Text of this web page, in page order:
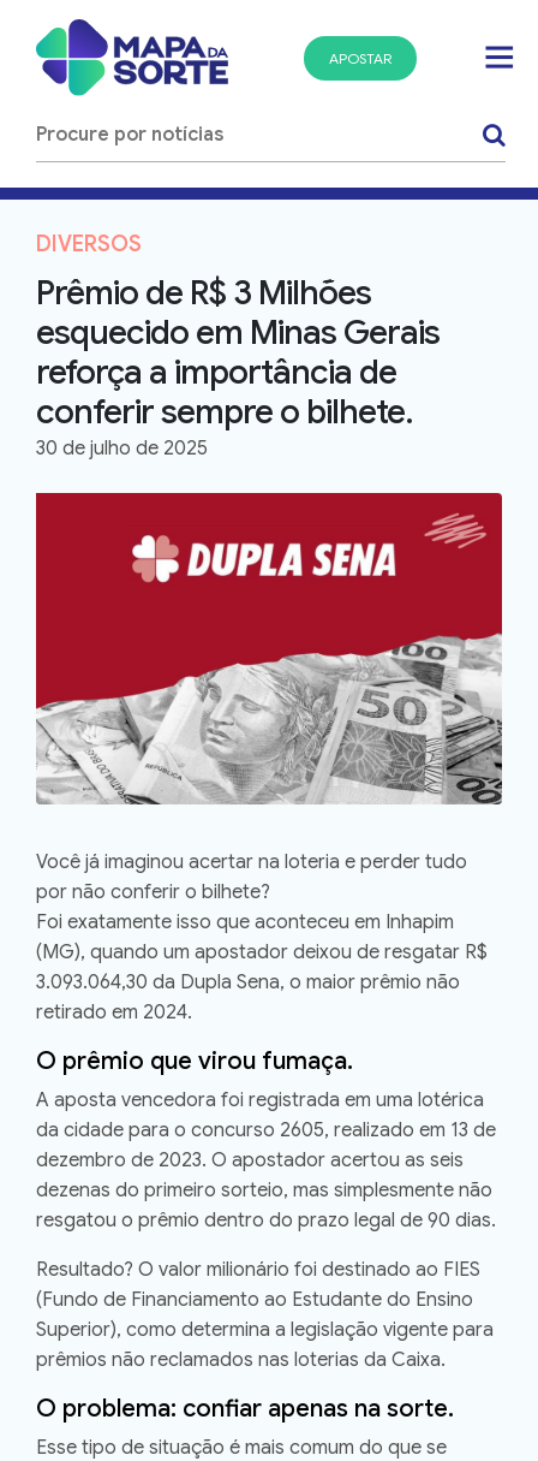
APOSTAR
DIVERSOS
Prêmio de R$ 3 Milhões
esquecido em Minas Gerais
reforça a importância de
conferir sempre o bilhete.
30 de julho de 2025
Você já imaginou acertar na loteria e perder tudo
por não conferir o bilhete?
Foi exatamente isso que aconteceu em Inhapim
(MG), quando um apostador deixou de resgatar R$
3.093.064,30 da Dupla Sena, o maior prêmio não
retirado em 2024.
O prêmio que virou fumaça.
A aposta vencedora foi registrada em uma lotérica
da cidade para o concurso 2605, realizado em 13 de
dezembro de 2023. O apostador acertou as seis
dezenas do primeiro sorteio, mas simplesmente não
resgatou o prêmio dentro do prazo legal de 90 dias.
Resultado? O valor milionário foi destinado ao FIES
(Fundo de Financiamento ao Estudante do Ensino
Superior), como determina a legislação vigente para
prêmios não reclamados nas loterias da Caixa.
O problema: confiar apenas na sorte.
Esse tipo de situação é mais comum do que se